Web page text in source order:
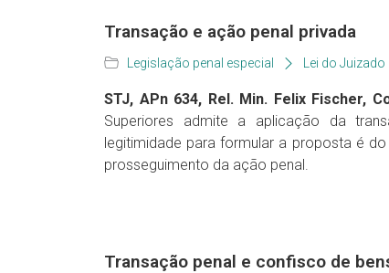
Transação e ação penal privada
Legislação penal especial Lei do
STJ, APn 634, Rel. Min. Felix Fischer,
Superiores admite a aplicação da
legitimidade para formular a proposta é
prosseguimento da ação penal.
Transação penal e confisco de